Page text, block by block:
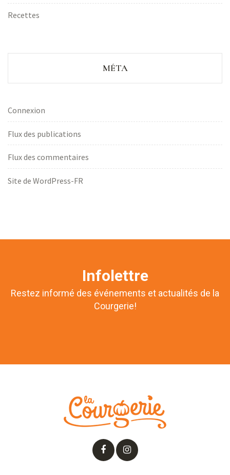
Recettes
MÉTA
Connexion
Flux des publications
Flux des commentaires
Site de WordPress-FR
Infolettre
Restez informé des événements et actualités de la
Courgerie!